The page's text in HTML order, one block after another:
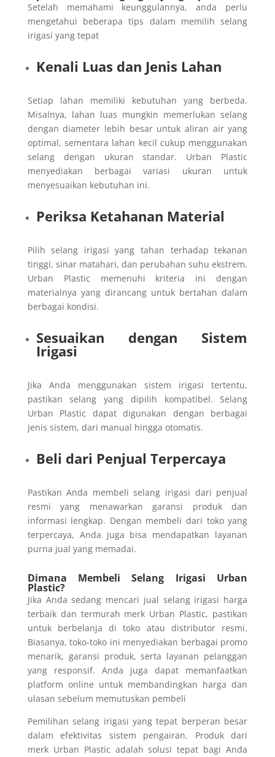
Setelah memahami keunggulannya, anda perlu
mengetahui beberapa tips dalam memilih selang
irigasi yang tepat
Kenali Luas dan Jenis Lahan
Setiap lahan memiliki kebutuhan yang berbeda.
Misalnya, lahan luas mungkin memerlukan selang
dengan diameter lebih besar untuk aliran air yang
optimal, sementara lahan kecil cukup menggunakan
selang dengan ukuran standar. Urban Plastic
menyediakan berbagai variasi ukuran untuk
menyesuaikan kebutuhan ini.
Periksa Ketahanan Material
Pilih selang irigasi yang tahan terhadap tekanan
tinggi, sinar matahari, dan perubahan suhu ekstrem.
Urban Plastic memenuhi kriteria ini dengan
materialnya yang dirancang untuk bertahan dalam
berbagai kondisi.
Sesuaikan dengan Sistem
Irigasi
Jika Anda menggunakan sistem irigasi tertentu,
pastikan selang yang dipilih kompatibel. Selang
Urban Plastic dapat digunakan dengan berbagai
jenis sistem, dari manual hingga otomatis.
Beli dari Penjual Terpercaya
Pastikan Anda membeli selang irigasi dari penjual
resmi yang menawarkan garansi produk dan
informasi lengkap. Dengan membeli dari toko yang
terpercaya, Anda juga bisa mendapatkan layanan
purna jual yang memadai.
Dimana Membeli Selang Irigasi Urban
Plastic?
Jika Anda sedang mencari jual selang irigasi harga
terbaik dan termurah merk Urban Plastic, pastikan
untuk berbelanja di toko atau distributor resmi.
Biasanya, toko-toko ini menyediakan berbagai promo
menarik, garansi produk, serta layanan pelanggan
yang responsif. Anda juga dapat memanfaatkan
platform online untuk membandingkan harga dan
ulasan sebelum memutuskan pembeli
Pemilihan selang irigasi yang tepat berperan besar
dalam efektivitas sistem pengairan. Produk dari
merk Urban Plastic adalah solusi tepat bagi Anda